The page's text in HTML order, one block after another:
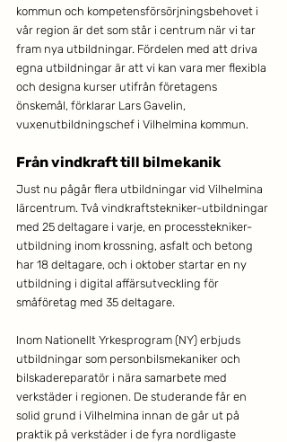
kommun och kompetensförsörjningsbehovet i
vår region är det som står i centrum när vi tar
fram nya utbildningar. Fördelen med att driva
egna utbildningar är att vi kan vara mer flexibla
och designa kurser utifrån företagens
önskemål, förklarar Lars Gavelin,
vuxenutbildningschef i Vilhelmina kommun.
Från vindkraft till bilmekanik
Just nu pågår flera utbildningar vid Vilhelmina
lärcentrum. Två vindkraftstekniker-utbildningar
med 25 deltagare i varje, en processtekniker-
utbildning inom krossning, asfalt och betong
har 18 deltagare, och i oktober startar en ny
utbildning i digital affärsutveckling för
småföretag med 35 deltagare.
Inom Nationellt Yrkesprogram (NY) erbjuds
utbildningar som personbilsmekaniker och
bilskadereparatör i nära samarbete med
verkstäder i regionen. De studerande får en
solid grund i Vilhelmina innan de går ut på
praktik på verkstäder i de fyra nordligaste